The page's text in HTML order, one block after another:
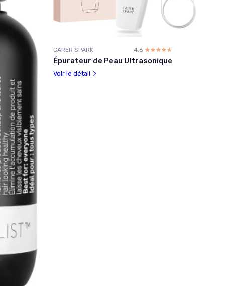
CARER SPARK 4.6 ☆☆☆☆☆
★★★★★
Épurateur de Peau Ultrasonique
Voir le détail